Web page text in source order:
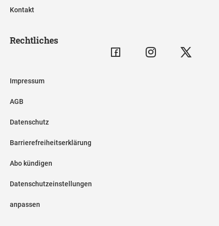
Kontakt
Rechtliches
Impressum
AGB
Datenschutz
Barrierefreiheitserklärung
Abo kündigen
Datenschutzeinstellungen
anpassen